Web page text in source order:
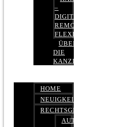
–
DIGITAL,
REMOTE,
FLEXIBEL
ÜBER
DIE
KANZLEI
HOME
NEUIGKEITEN
RECHTSGEBIETE
AUTOBETRUG